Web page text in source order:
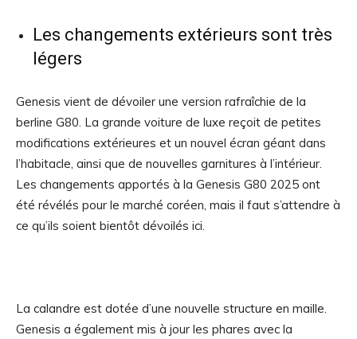
Les changements extérieurs sont très
légers
Genesis vient de dévoiler une version rafraîchie de la
berline G80. La grande voiture de luxe reçoit de petites
modifications extérieures et un nouvel écran géant dans
l’habitacle, ainsi que de nouvelles garnitures à l’intérieur.
Les changements apportés à la Genesis G80 2025 ont
été révélés pour le marché coréen, mais il faut s’attendre à
ce qu’ils soient bientôt dévoilés ici.
La calandre est dotée d’une nouvelle structure en maille.
Genesis a également mis à jour les phares avec la